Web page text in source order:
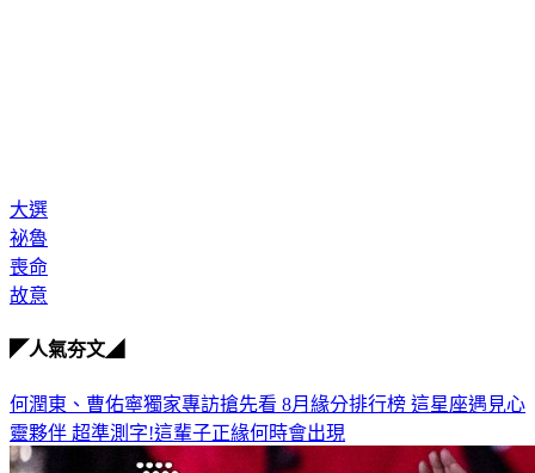
大選
祕魯
喪命
何潤東、曹佑寧獨家專訪搶先看8月緣分排行榜 這星座遇見心
靈夥伴
超準測字!這輩子正緣何時會出現